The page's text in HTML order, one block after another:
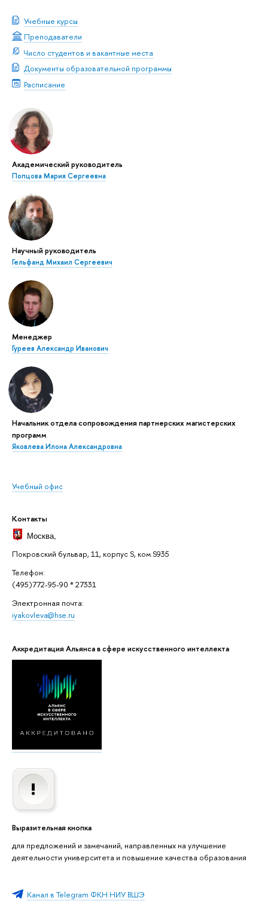
Учебные курсы
Преподаватели
Число студентов и вакантные места
Документы образовательной программы
Расписание
Академический руководитель
Попцова Мария Сергеевна
Научный руководитель
Гельфанд Михаил Сергеевич
Менеджер
Гуреев Александр Иванович
Начальник отдела сопровождения партнерских магистерских
программ
Яковлева Илона Александровна
Учебный офис
Контакты
Москва,
Покровский бульвар, 11, корпус S, ком.S935
Телефон:
(495)772-95-90 * 27331
Электронная почта:
iyakovleva@hse.ru
Аккредитация Альянса в сфере искусственного интеллекта
Выразительная кнопка
для предложений и замечаний, направленных на улучшение
деятельности университета и повышение качества образования
Канал в Telegram ФКН НИУ ВШЭ